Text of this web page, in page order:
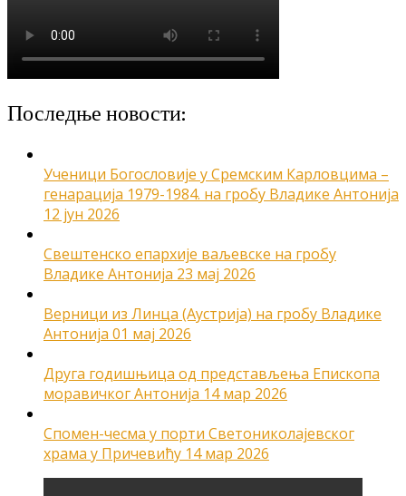
Последње новости:
Ученици Богословије у Сремским Карловцима –
генарација 1979-1984. на гробу Владике Антонија
12 јун 2026
Свештенско епархије ваљевске на гробу
Владике Антонија 23 мај 2026
Верници из Линца (Аустрија) на гробу Владике
Антонија 01 мај 2026
Друга годишњица од представљења Епископа
моравичког Антонија 14 мар 2026
Спомен-чесма у порти Светониколајевског
храма у Причевићу 14 мар 2026